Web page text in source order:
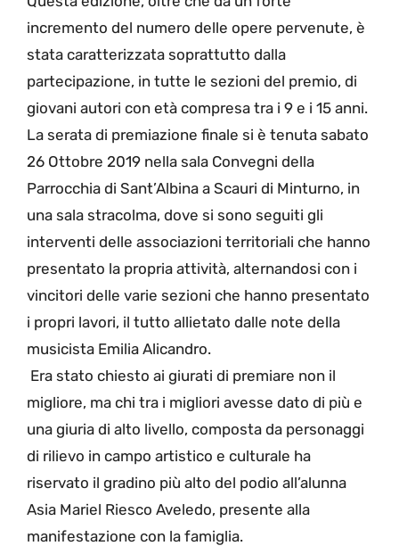
incremento del numero delle opere pervenute, è
stata caratterizzata soprattutto dalla
partecipazione, in tutte le sezioni del premio, di
giovani autori con età compresa tra i 9 e i 15 anni.
La serata di premiazione finale si è tenuta sabato
26 Ottobre 2019 nella sala Convegni della
Parrocchia di Sant’Albina a Scauri di Minturno, in
una sala stracolma, dove si sono seguiti gli
interventi delle associazioni territoriali che hanno
presentato la propria attività, alternandosi con i
vincitori delle varie sezioni che hanno presentato
i propri lavori, il tutto allietato dalle note della
musicista Emilia Alicandro.
Era stato chiesto ai giurati di premiare non il
migliore, ma chi tra i migliori avesse dato di più e
una giuria di alto livello, composta da personaggi
di rilievo in campo artistico e culturale ha
riservato il gradino più alto del podio all’alunna
Asia Mariel Riesco Aveledo, presente alla
manifestazione con la famiglia.